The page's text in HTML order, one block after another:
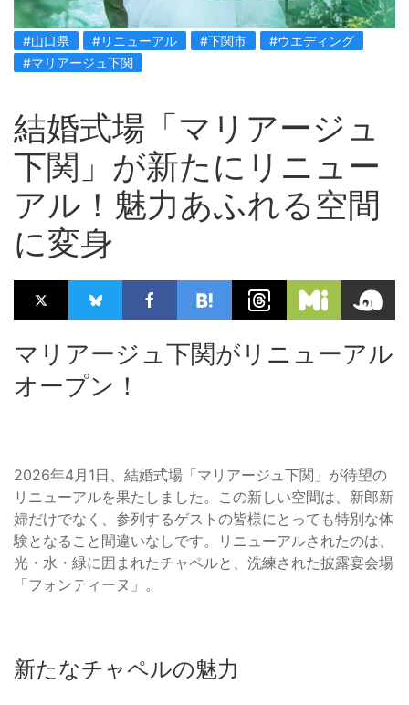
#山口県 #リニューアル #下関市
#ウエディング
#マリアージュ下関
結婚式場「マリアージュ
下関」が新たにリニュー
アル！魅力あふれる空間
に変身
マリアージュ下関がリニューアル
オープン！
2026年4月1日、結婚式場「マリアージュ下関」が待望の
リニューアルを果たしました。この新しい空間は、新郎新
婦だけでなく、参列するゲストの皆様にとっても特別な体
験となること間違いなしです。リニューアルされたのは、
光・水・緑に囲まれたチャペルと、洗練された披露宴会場
「フォンティーヌ」。
新たなチャペルの魅力